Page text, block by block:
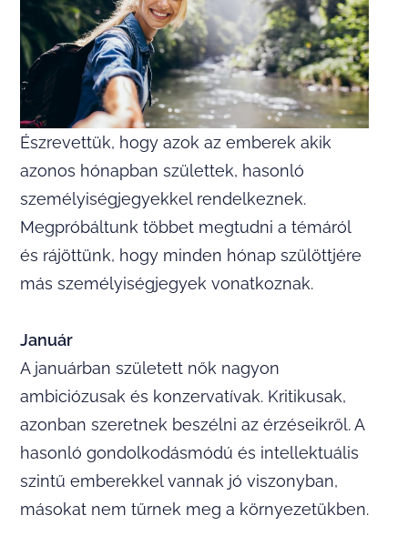
Észrevettük, hogy azok az emberek akik
azonos hónapban születtek, hasonló
személyiségjegyekkel rendelkeznek.
Megpróbáltunk többet megtudni a témáról
és rájöttünk, hogy minden hónap szülöttjére
más személyiségjegyek vonatkoznak.
Január
A januárban született nők nagyon
ambiciózusak és konzervatívak. Kritikusak,
azonban szeretnek beszélni az érzéseikről. A
hasonló gondolkodásmódú és intellektuális
szintű emberekkel vannak jó viszonyban,
másokat nem tűrnek meg a környezetükben.